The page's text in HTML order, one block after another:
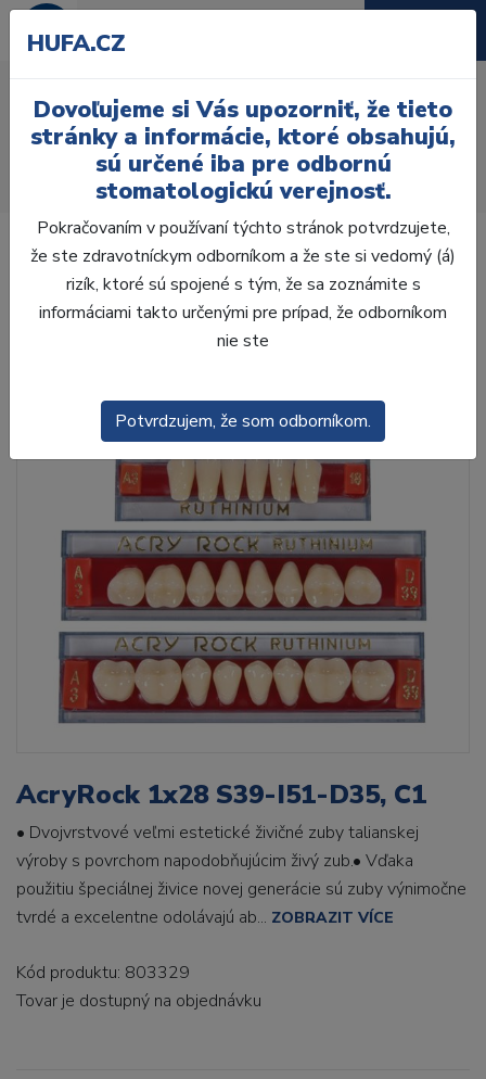
D35, C1
Zuby
AcryRock
AcryRock 1x28 S39-I51-D35, C1
AcryRock 1x28 S39-I51-D35, C1
• Dvojvrstvové veľmi estetické živičné zuby talianskej
výroby s povrchom napodobňujúcim živý zub.• Vďaka
použitiu špeciálnej živice novej generácie sú zuby výnimočne
tvrdé a excelentne odolávajú ab... ZOBRAZIT VÍCE
Kód produktu: 803329
Tovar je dostupný na objednávku
HUFA.CZ
Dovoľujeme si Vás upozorniť, že tieto
stránky a informácie, ktoré obsahujú,
sú určené iba pre odbornú
stomatologickú verejnosť.
Pokračovaním v používaní týchto stránok potvrdzujete,
že ste zdravotníckym odborníkom a že ste si vedomý (á)
rizík, ktoré sú spojené s tým, že sa zoznámite s
informáciami takto určenými pre prípad, že odborníkom
nie ste
Potvrdzujem, že som odborníkom.